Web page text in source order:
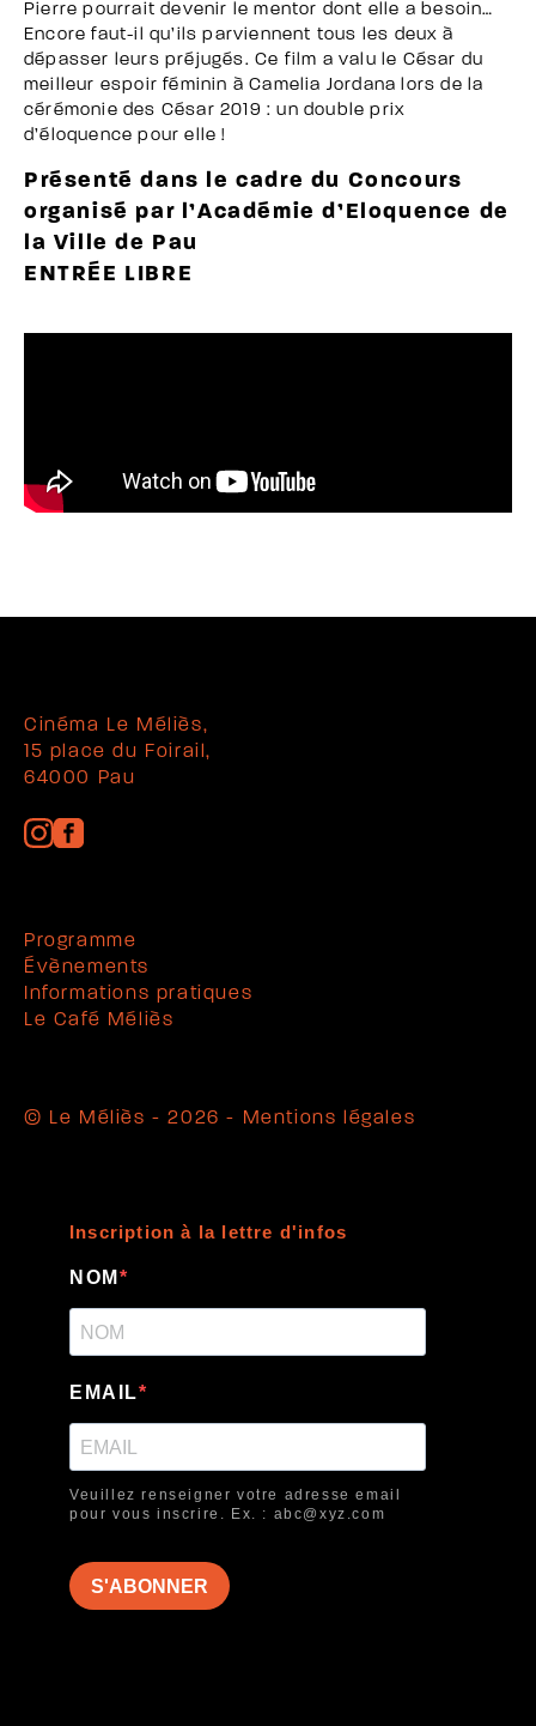
Pierre pourrait devenir le mentor dont elle a besoin…
Encore faut-il qu’ils parviennent tous les deux à
dépasser leurs préjugés. Ce film a valu le César du
meilleur espoir féminin à Camelia Jordana lors de la
cérémonie des César 2019 : un double prix
d’éloquence pour elle !
Présenté dans le cadre du Concours
organisé par l’Académie d’Eloquence de
la Ville de Pau
ENTRÉE LIBRE
Cinéma Le Méliès,
15 place du Foirail,
64000 Pau
Programme
Évènements
Informations pratiques
Le Café Méliès
© Le Méliès - 2026 - Mentions légales
Inscription à la lettre d'infos
NOM
EMAIL
Veuillez renseigner votre adresse email
pour vous inscrire. Ex. : abc@xyz.com
S'ABONNER